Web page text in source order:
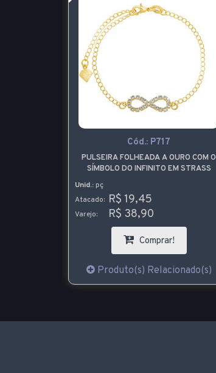
Cód.: P717
PULSEIRA FOLHEADA A OURO COM O
SÍMBOLO DO INFINITO EM STRASS
Unid.: pç
Atacado: R$ 19,45
Varejo: R$ 38,90
Comprar!
Produto(s) Relacionado(s)